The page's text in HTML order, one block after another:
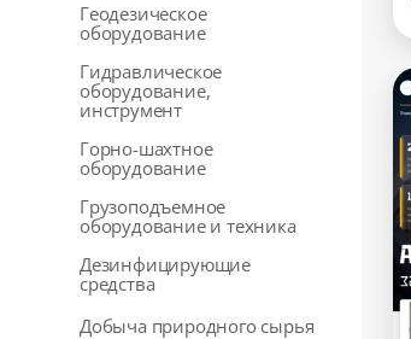
Геодезическое
оборудование
Гидравлическое
оборудование,
инструмент
Горно-шахтное
оборудование
Грузоподъемное
оборудование и техника
Дезинфицирующие
средства
Добыча природного сырья